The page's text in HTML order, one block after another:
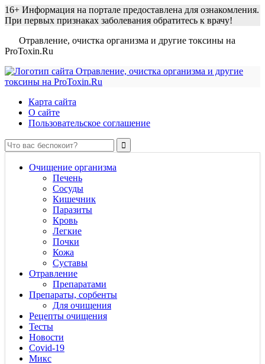
16+ Информация на портале предоставлена для ознакомления.
При первых признаках заболевания обратитесь к врачу!
Отравление, очистка организма и другие токсины на
ProToxin.Ru
Карта сайта
О сайте
Пользовательское соглашение
Очищение организма
Печень
Сосуды
Кишечник
Паразиты
Кровь
Легкие
Почки
Кожа
Суставы
Отравление
Препаратами
Препараты, сорбенты
Для очищения
Рецепты очищения
Тесты
Новости
Covid-19
Микс